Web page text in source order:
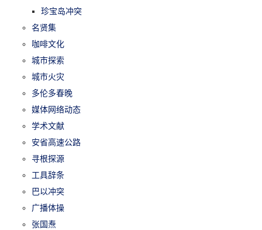
珍宝岛冲突
名贤集
咖啡文化
城市探索
城市火灾
多伦多春晚
媒体网络动态
学术文献
安省高速公路
寻根探源
工具辞条
巴以冲突
广播体操
张国焘